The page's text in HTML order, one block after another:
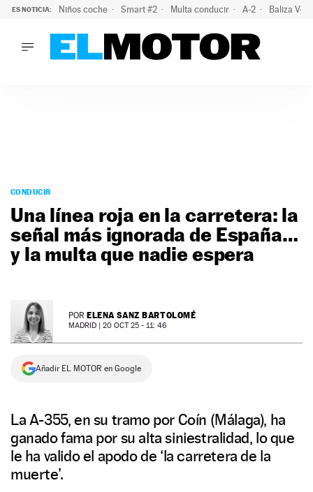
ES NOTICIA: Niños coche Smart #2 Multa conducir A-2 Baliza V-
PODCAST
MOTOS
TECNOLOGÍA
SUPERCOCHES
MOTORTV
SERVICIOS
NEWSLETTER
SÍGUENOS
CONDUCIR
Una línea roja en la carretera: la
señal más ignorada de España…
y la multa que nadie espera
POR ELENA SANZ BARTOLOMÉ
MADRID | 20 OCT 25 - 11: 46
Añadir EL MOTOR en Google
La A-355, en su tramo por Coín (Málaga), ha
ganado fama por su alta siniestralidad, lo que
le ha valido el apodo de ‘la carretera de la
muerte’.